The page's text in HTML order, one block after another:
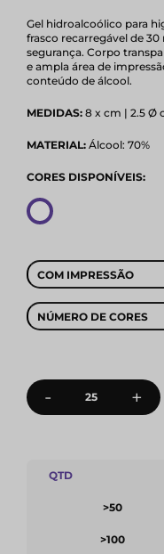
Gel hidroalcoólico para
frasco recarregável de
segurança. Corpo
e ampla área de
conteúdo de álcool.
MEDIDAS: 8 x cm | 2.5 Ø
MATERIAL: Álcool: 70%
CORES DISPONÍVEIS:
COM IMPRESSÃO
NÚMERO DE CORES
- +
QTD
>50
>100